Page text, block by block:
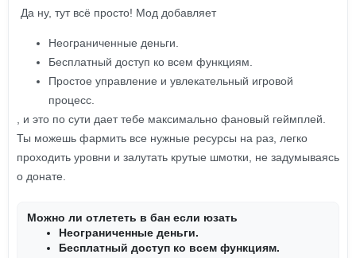
Да ну, тут всё просто! Мод добавляет
Неограниченные деньги.
Бесплатный доступ ко всем функциям.
Простое управление и увлекательный игровой
процесс.
, и это по сути дает тебе максимально фановый геймплей.
Ты можешь фармить все нужные ресурсы на раз, легко
проходить уровни и залутать крутые шмотки, не задумываясь
о донате.
Можно ли отлететь в бан если юзать
Неограниченные деньги.
Бесплатный доступ ко всем функциям.